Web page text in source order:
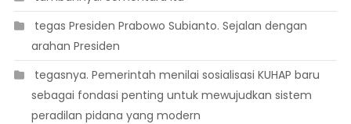
 tegas Presiden Prabowo Subianto. Sejalan dengan
arahan Presiden
 tegasnya. Pemerintah menilai sosialisasi KUHAP baru
sebagai fondasi penting untuk mewujudkan sistem
peradilan pidana yang modern